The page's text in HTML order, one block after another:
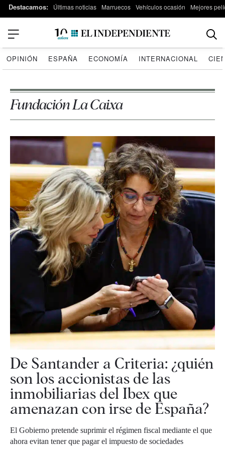
Destacamos: Últimas noticias Marruecos Vehículos ocasión Mejores
OPINIÓN ESPAÑA ECONOMÍA INTERNACIONAL
Fundación La Caixa
De Santander a Criteria: ¿quién
son los accionistas de las
inmobiliarias del Ibex que
amenazan con irse de España?
El Gobierno pretende suprimir el régimen fiscal mediante el que
ahora evitan tener que pagar el impuesto de sociedades